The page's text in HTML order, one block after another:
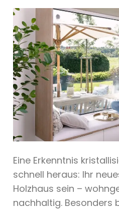
Eine Erkenntnis
schnell heraus: Ihr
Holzhaus sein –
nachhaltig. Besonders